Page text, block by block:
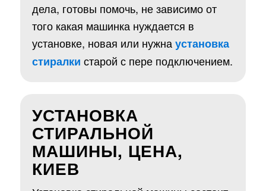
дела, готовы помочь, не зависимо от
того какая машинка нуждается в
установке, новая или нужнаустановка
стиралки старой с пере подключением.
УСТАНОВКА
СТИРАЛЬНОЙ
МАШИНЫ, ЦЕНА,
КИЕВ